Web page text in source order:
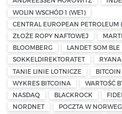
WOLIN WSCHÓD 1 (WE1)
CENTRAL EUROPEAN PETROLEUM
ZŁOŻE ROPY NAFTOWEJ
BLOOMBERG
LANDET SOM
SOKKELDIREKTORATET
TANIE LINIE LOTNICZE
BITCOIN
WYKRES BITCOINA
WARTOŚĆ
NASDAQ
BLACKROCK
NORDNET
POCZTA W